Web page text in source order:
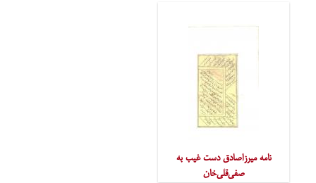
نامه میرزاصادق دست غیب به
صفی‌قلی‌خان